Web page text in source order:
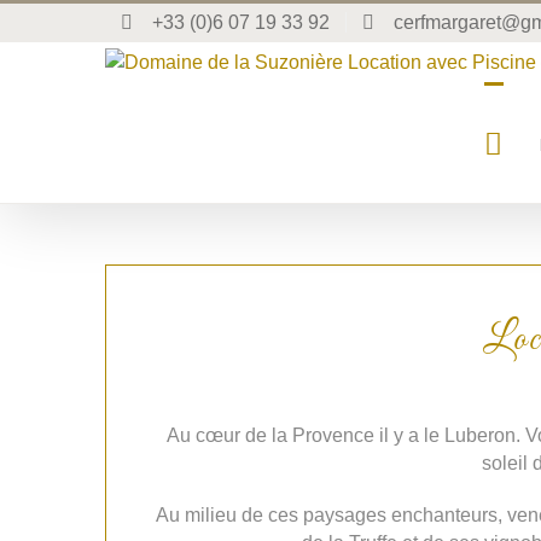
+33 (0)6 07 19 33 92
Au cœur de la Provence il y a le Luberon.
soleil
Au milieu de ces paysages enchanteurs,